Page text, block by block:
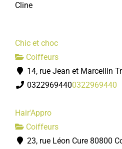
Cline
Chic et choc
Coiffeurs
14, rue Jean et Marcellin
03229694400322969440
Hair'Appro
Coiffeurs
23, rue Léon Cure 80800